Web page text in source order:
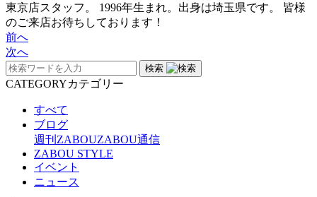
東京店スタッフ。 1996年生まれ。出身は埼玉県です。 皆様
のご来店お待ちしております！
前へ
次へ
検索
CATEGORYカテゴリー
すべて
ブログ
週刊ZABOUZABOU通信
ZABOU STYLE
イベント
ニュース